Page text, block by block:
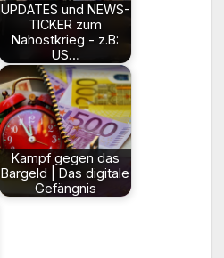
UPDATES und NEWS-
TICKER zum
Nahostkrieg - z.B:
US…
Kampf gegen das
Bargeld | Das digitale
Gefängnis